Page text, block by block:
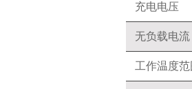
充电电压
无负载电流
工作温度